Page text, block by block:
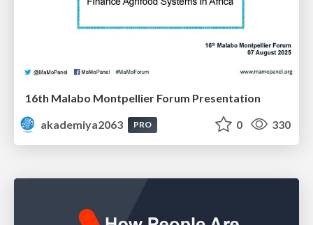
16th Malabo Montpellier Forum Presentation
akademiya2063
PRO 0 330